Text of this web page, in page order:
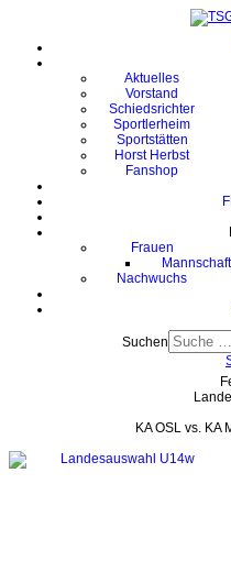
Aktuelles
Vorstand
Schiedsrichter
Sportlerheim
Sportstätten
Horst Herbst
Fanshop
Frauen
Mannschaft
Nachwuchs
Suchen
KA OSL vs. KA